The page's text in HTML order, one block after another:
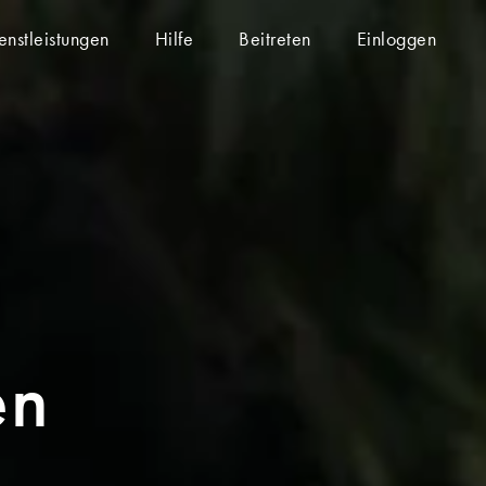
Hilfe Beitreten Einloggen